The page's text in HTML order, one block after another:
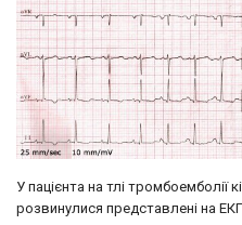
У пацієнта на тлі тромбоемболії
розвинулися представлені на